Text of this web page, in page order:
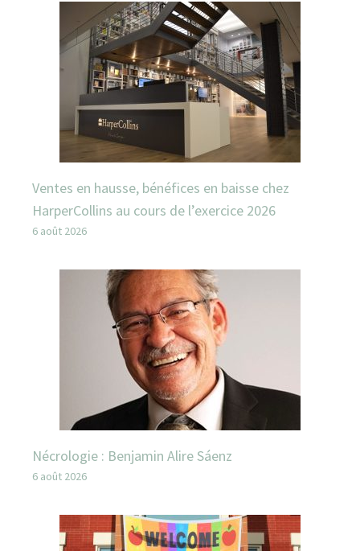
Ventes en hausse, bénéfices en baisse chez
HarperCollins au cours de l’exercice 2026
6 août 2026
Nécrologie : Benjamin Alire Sáenz
6 août 2026